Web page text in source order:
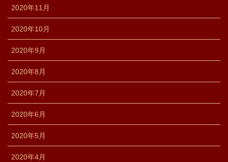
2020年11月
2020年10月
2020年9月
2020年8月
2020年7月
2020年6月
2020年5月
2020年4月